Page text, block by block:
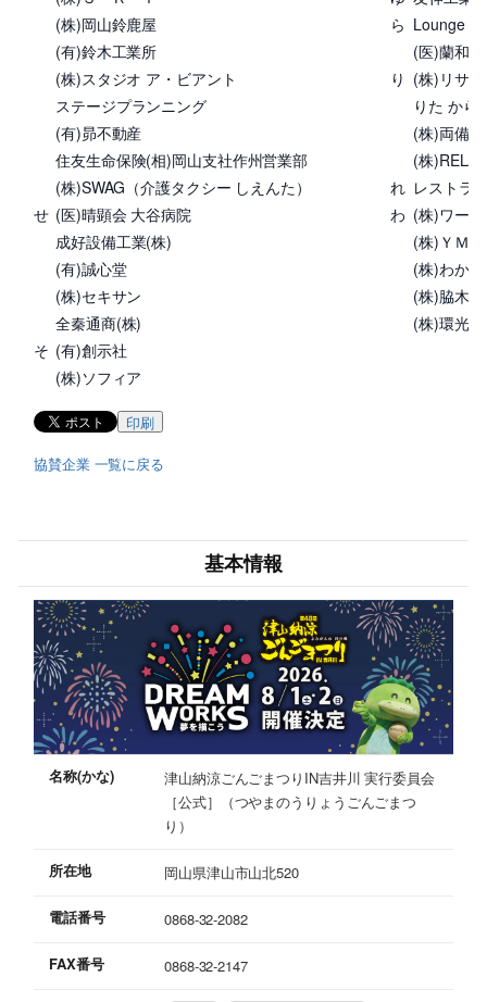
(株)岡山鈴鹿屋
ら Lounge 彩
(有)鈴木工業所
(医)蘭和
(株)スタジオ ア・ビアント
り (株)リサ
ステージプランニング
りた から
(有)昴不動産
(株)両備
住友生命保険(相)岡山支社作州営業部
(株
(株)SWAG（介護タクシー しえんた）
れ レストラ
せ (医)晴顕会 大谷病院 わ (株)ワー
成好設備工業(株)
(株)ＹＭ
(有)誠心堂
(株)わか
(株)セキサン
(株)脇木工
全秦通商(株)
(株)環光
そ (有)創示社
(株)ソフィア
印刷
協賛企業 一覧に戻る
基本情報
名称(かな)
津山納涼ごんごまつりIN吉井川 実行委員会
［公式］（つやまのうりょうごんごまつ
り）
所在地 岡山県津山市山北520
電話番号 0868-32-2082
FAX番号 0868-32-2147